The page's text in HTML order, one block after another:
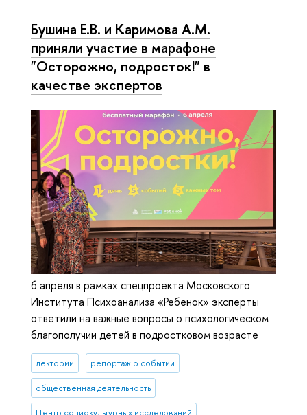
Бушина Е.В. и Каримова А.М.
приняли участие в марафоне
"Осторожно, подросток!" в
качестве экспертов
6 апреля в рамках спецпроекта Московского
Института Психоанализа «Ребенок» эксперты
ответили на важные вопросы о психологическом
благополучии детей в подростковом возрасте
лектории репортаж о событии
общественная деятельность
Центр социокультурных исследований